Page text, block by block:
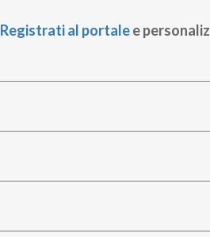
Registrati al portalee